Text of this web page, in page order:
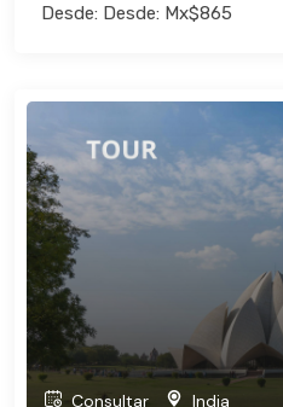
Desde: Desde: Mx$865
Consultar India